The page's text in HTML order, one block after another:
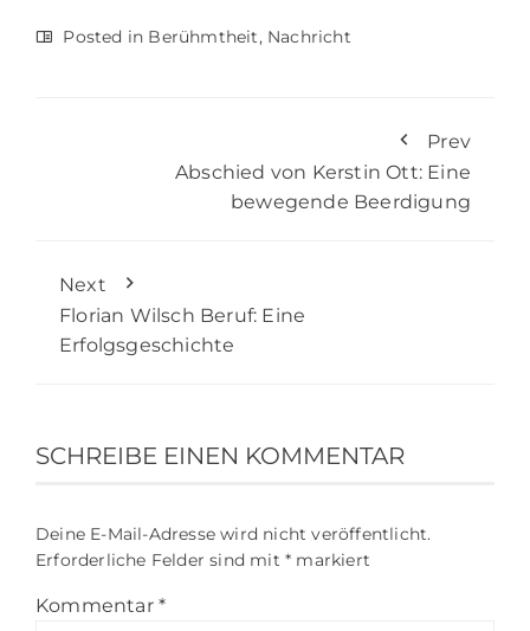
Posted in Berühmtheit, Nachricht
Prev
Abschied von Kerstin Ott: Eine
bewegende Beerdigung
Next
Florian Wilsch Beruf: Eine
Erfolgsgeschichte
SCHREIBE EINEN KOMMENTAR
Deine E-Mail-Adresse wird nicht veröffentlicht.
Erforderliche Felder sind mit * markiert
Kommentar *